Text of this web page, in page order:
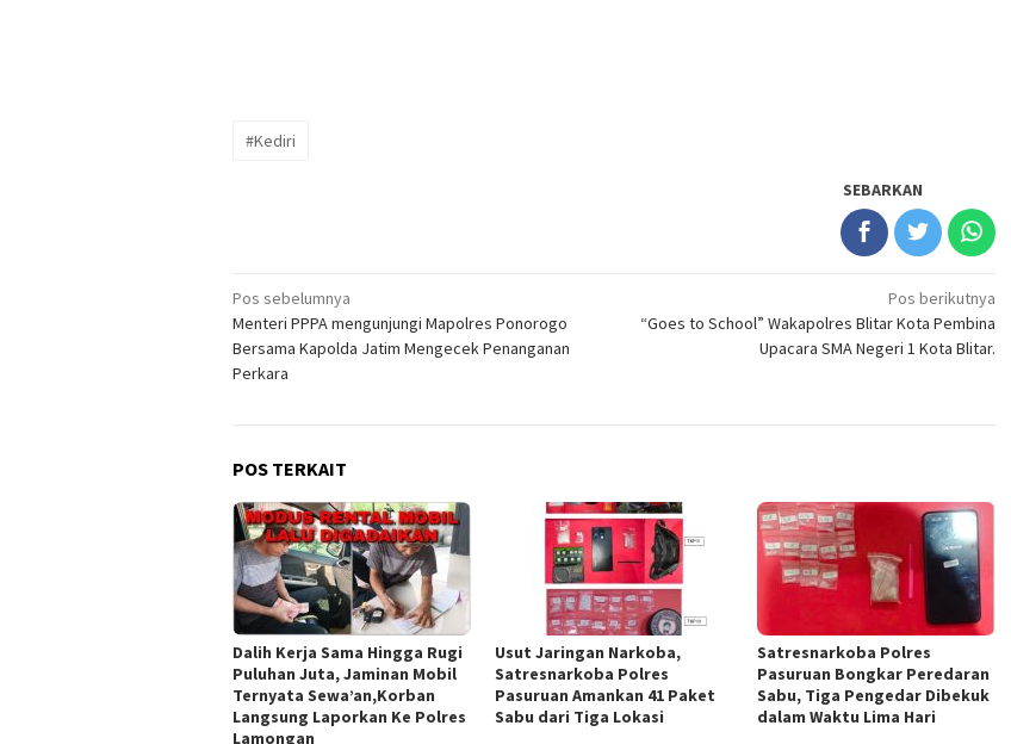
#Kediri
SEBARKAN
Navigasi
pos
Pos sebelumnya
Menteri PPPA mengunjungi Mapolres Ponorogo
Bersama Kapolda Jatim Mengecek Penanganan
Perkara
Pos berikutnya
“Goes to School” Wakapolres Blitar Kota Pembina
Upacara SMA Negeri 1 Kota Blitar.
POS TERKAIT
Dalih Kerja Sama Hingga Rugi
Puluhan Juta, Jaminan Mobil
Ternyata Sewa’an,Korban
Langsung Laporkan Ke Polres
Lamongan
Usut Jaringan Narkoba,
Satresnarkoba Polres
Pasuruan Amankan 41 Paket
Sabu dari Tiga Lokasi
Satresnarkoba Polres
Pasuruan Bongkar Peredaran
Sabu, Tiga Pengedar Dibekuk
dalam Waktu Lima Hari